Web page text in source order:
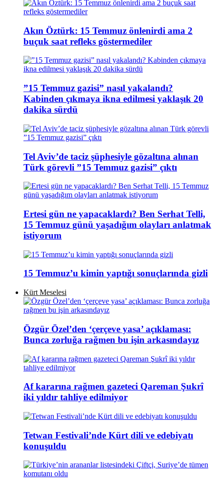
Akın Öztürk: 15 Temmuz önlenirdi ama 2
buçuk saat refleks göstermediler
”15 Temmuz gazisi” nasıl yakalandı?
Kabinden çıkmaya ikna edilmesi yaklaşık 20
dakika sürdü
Tel Aviv’de taciz şüphesiyle gözaltına alınan
Türk görevli ”15 Temmuz gazisi” çıktı
Ertesi gün ne yapacaklardı? Ben Serhat Telli,
15 Temmuz günü yaşadığım olayları anlatmak
istiyorum
15 Temmuz’u kimin yaptığı sonuçlarında gizli
Kürt Meselesi
Özgür Özel’den ‘çerçeve yasa’ açıklaması:
Bunca zorluğa rağmen bu işin arkasındayız
Af kararına rağmen gazeteci Qareman Şukrî
iki yıldır tahliye edilmiyor
Tetwan Festivali’nde Kürt dili ve edebiyatı
konuşuldu